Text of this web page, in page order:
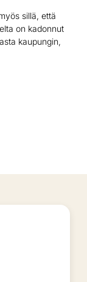
sillä, että
on kadonnut
kaupungin,